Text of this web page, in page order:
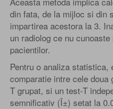
din fata, de la mijloc si din
impartirea acestora la 3.
un radiolog ce nu
pacientilor.
Pentru o analiza statistica,
comparatie intre cele
T grupat, si un test-T
semnificativ (Î±) setat la